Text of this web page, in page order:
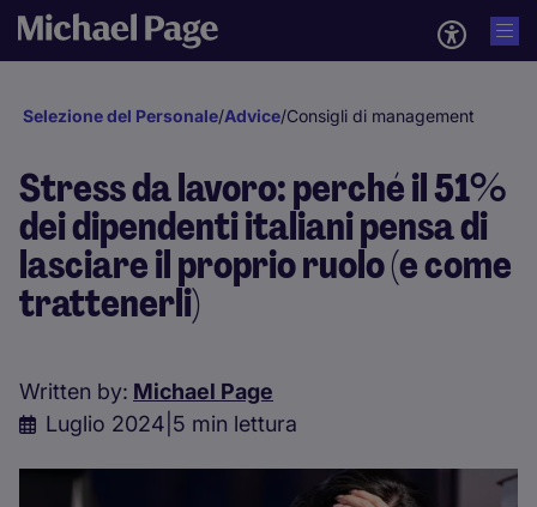
Selezione del Personale/Advice/Consigli di management
Stress da lavoro: perché il 51%
dei dipendenti italiani pensa di
lasciare il proprio ruolo (e come
trattenerli)
Written by: Michael Page
Luglio 2024 5 min lettura